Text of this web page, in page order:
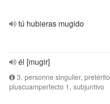
tú hubieras mugido
él [mugir]
3. personne singulier, pretérito
pluscuamperfecto 1, subjuntivo